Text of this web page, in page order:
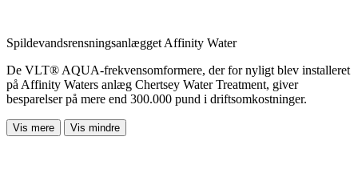
Spildevandsrensningsanlægget Affinity Water
De VLT® AQUA-frekvensomformere, der for nyligt blev installeret
på Affinity Waters anlæg Chertsey Water Treatment, giver
besparelser på mere end 300.000 pund i driftsomkostninger.
Vis mere Vis mindre